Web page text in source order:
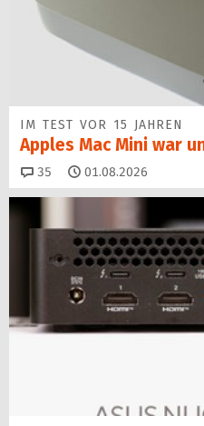
IM TEST VOR 15 JAHREN
Apples Mac Mini war
35 Kommentare
01.08.2026